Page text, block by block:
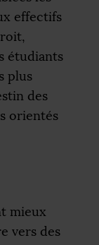
effectifs
étudiants
plus
des
orientés
mieux
vers des